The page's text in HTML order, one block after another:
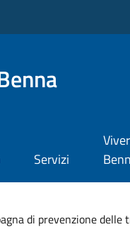
Servizi
di prevenzione